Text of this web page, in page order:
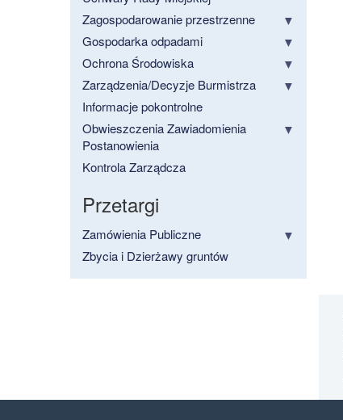
Zagospodarowanie przestrzenne
Gospodarka odpadami
Ochrona Środowiska
Zarządzenia/Decyzje Burmistrza
Informacje pokontrolne
Obwieszczenia Zawiadomienia
Postanowienia
Kontrola Zarządcza
Przetargi
Zamówienia Publiczne
Zbycia i Dzierżawy gruntów